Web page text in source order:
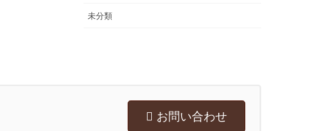
未分類
お問い合わせ